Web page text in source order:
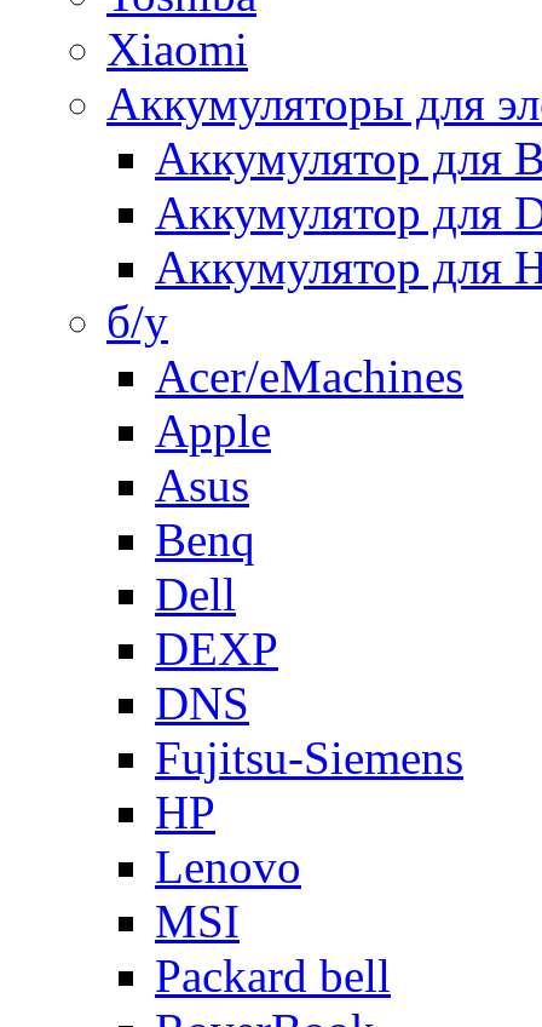
Xiaomi
Аккумуляторы для
Аккумулятор для
Аккумулятор для
Аккумулятор для
б/у
Acer/eMachines
Apple
Asus
Benq
Dell
DEXP
DNS
Fujitsu-Siemens
HP
Lenovo
MSI
Packard bell